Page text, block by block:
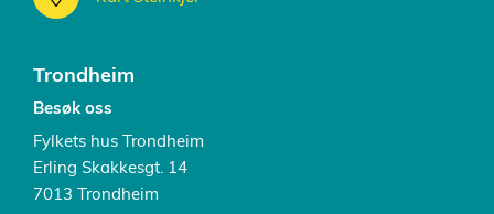
Trondheim
Besøk oss
Fylkets hus Trondheim
Erling Skakkesgt. 14
7013 Trondheim